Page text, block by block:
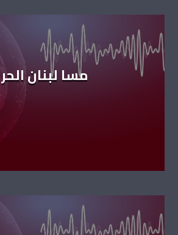
مسا لبنان الحر